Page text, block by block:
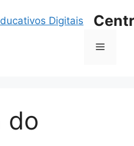
Menu
do